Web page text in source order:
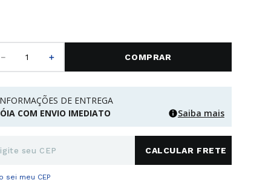
＋ COMPRAR
DE ENTREGA
COM ENVIO IMEDIATO
Saiba mais
sei meu CEP